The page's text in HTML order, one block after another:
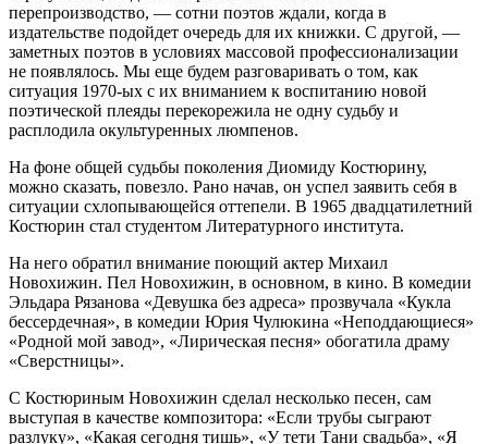
перепроизводство, — сотни поэтов ждали, когда в
издательстве подойдет очередь для их книжки. С другой, —
заметных поэтов в условиях массовой профессионализации
не появлялось. Мы еще будем разговаривать о том, как
ситуация 1970-ых с их вниманием к воспитанию новой
поэтической плеяды перекорежила не одну судьбу и
расплодила окультуренных люмпенов.
На фоне общей судьбы поколения Диомиду Костюрину,
можно сказать, повезло. Рано начав, он успел заявить себя в
ситуации схлопывающейся оттепели. В 1965 двадцатилетний
Костюрин стал студентом Литературного института.
На него обратил внимание поющий актер Михаил
Новохижин. Пел Новохижин, в основном, в кино. В комедии
Эльдара Рязанова «Девушка без адреса» прозвучала «Кукла
бессердечная», в комедии Юрия Чулюкина «Неподдающиеся»
«Родной мой завод», «Лирическая песня» обогатила драму
«Сверстницы».
С Костюриным Новохижин сделал несколько песен, сам
выступая в качестве композитора: «Если трубы сыграют
разлуку», «Какая сегодня тишь», «У тети Тани свадьба», «Я